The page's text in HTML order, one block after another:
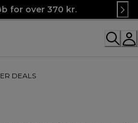
for over 370 kr.
DEALS